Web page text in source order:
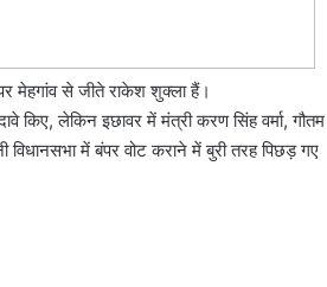
मेहगांव से जीते राकेश शुक्ला हैं।
किए, लेकिन इछावर में मंत्री करण सिंह वर्मा, गौतम
विधानसभा में बंपर वोट कराने में बुरी तरह पिछड़ गए